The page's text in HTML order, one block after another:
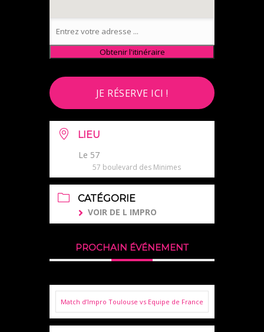
JE RÉSERVE ICI !
LIEU
Le 57
57 boulevard des Minimes
CATÉGORIE
VOIR DE L IMPRO
PROCHAIN ÉVÉNEMENT
Match d’Impro Toulouse vs Equipe de France